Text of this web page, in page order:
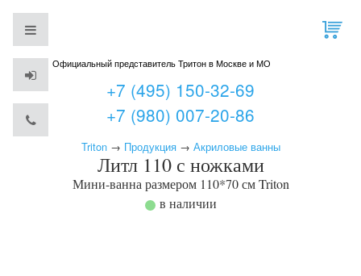
Официальный представитель Тритон в Москве и МО
+7 (495) 150-32-69
+7 (980) 007-20-86
Triton→ Продукция→ Акриловые ванны
Литл 110 с ножками
Мини-ванна размером 110*70 смTriton
в наличии